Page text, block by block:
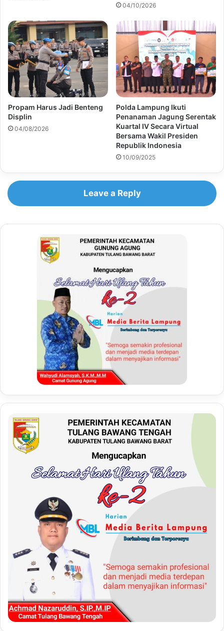
04/10/2026
Propam Harus Jadi Benteng
Displin
04/08/2026
Polda Lampung Ikuti
Penanaman Jagung Serentak
Kuartal IV Secara Virtual
Bersama Wakil Presiden
Republik Indonesia
10/09/2025
Leave a Reply